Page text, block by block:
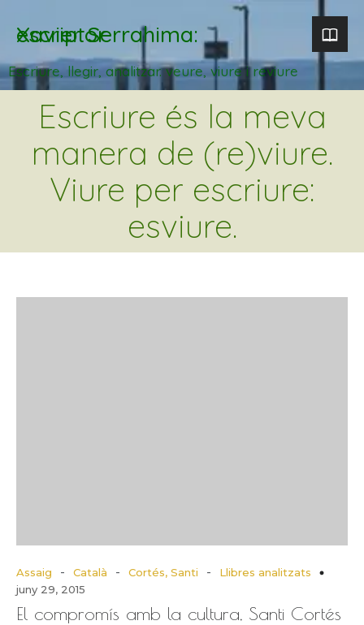
Xavier Serrahima: escriptor
Escriure, llegir, analitzar. veure, viure i reviure
Escriure és la meva
manera de (re)viure.
Viure per escriure:
esviure.
Assaig - Català - Cortés, Santi -
Llibres analitzats
juny 29, 2015
El compromís amb la cultura, Santi Cortés